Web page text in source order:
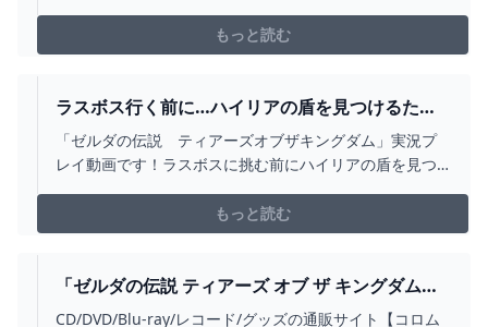
もっと読む
ラスボス行く前に…ハイリアの盾を見つけるため
に最後のお城探索【ゼルダの伝説 ティアーズ オブ
ザ キングダム】PART206 - YOUTUBE
「ゼルダの伝説 ティアーズオブザキングダム」実況プ
レイ動画です！ラスボスに挑む前にハイリアの盾を見つ
城のお城を探索します。賢者のみんなにも話しかけに行
くよまだ見つけてないものあったんだなぁ…みつあめを今
すべてを...
もっと読む
「ゼルダの伝説 ティアーズ オブ ザ キングダム」
オリジナルサウンドトラック【通常盤】: 商品カテ
CD/DVD/Blu-ray/レコード/グッズの通販サイト【コロム